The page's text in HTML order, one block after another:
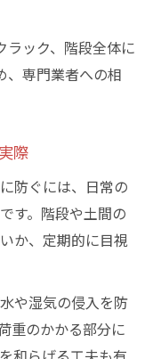
ラック、階段全体に
、専門業者への相
際
防ぐには、日常の
す。階段や土間の
か、定期的に目視
や湿気の侵入を防
重のかかる部分に